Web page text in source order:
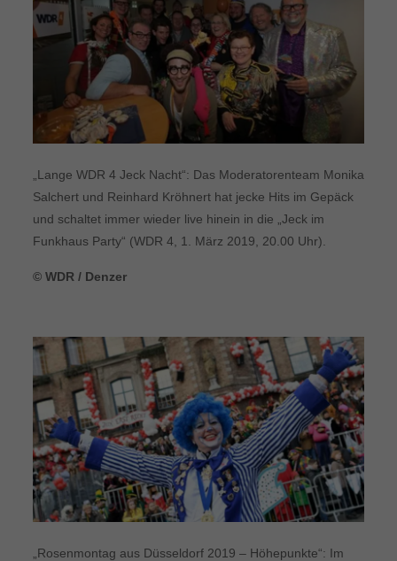
„Lange WDR 4 Jeck Nacht“: Das Moderatorenteam Monika
Salchert und Reinhard Kröhnert hat jecke Hits im Gepäck
und schaltet immer wieder live hinein in die „Jeck im
Funkhaus Party“ (WDR 4, 1. März 2019, 20.00 Uhr).
© WDR / Denzer
„Rosenmontag aus Düsseldorf 2019 – Höhepunkte“: Im